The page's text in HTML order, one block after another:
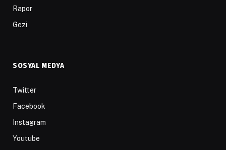
Rapor
Gezi
SOSYAL MEDYA
Twitter
Facebook
Instagram
Youtube